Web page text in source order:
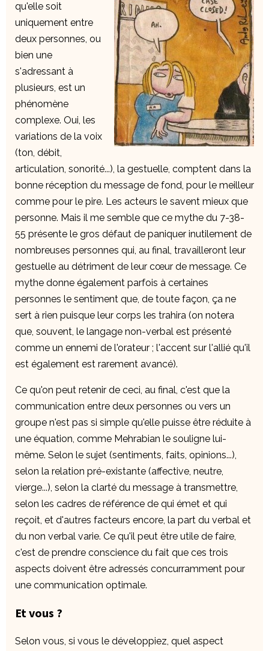
qu'elle soit
uniquement entre
deux personnes, ou
bien une
s'adressant à
plusieurs, est un
phénomène
complexe. Oui, les
variations de la voix
(ton, débit,
articulation, sonorité...), la gestuelle, comptent dans la
bonne réception du message de fond, pour le meilleur
comme pour le pire. Les acteurs le savent mieux que
personne. Mais il me semble que ce mythe du 7-38-
55 présente le gros défaut de paniquer inutilement de
nombreuses personnes qui, au final, travailleront leur
gestuelle au détriment de leur cœur de message. Ce
mythe donne également parfois à certaines
personnes le sentiment que, de toute façon, ça ne
sert à rien puisque leur corps les trahira (on notera
que, souvent, le langage non-verbal est présenté
comme un ennemi de l'orateur ; l'accent sur l'allié qu'il
est également est rarement avancé).
Ce qu'on peut retenir de ceci, au final, c'est que la
communication entre deux personnes ou vers un
groupe n'est pas si simple qu'elle puisse être réduite à
une équation, comme Mehrabian le souligne lui-
même. Selon le sujet (sentiments, faits, opinions...),
selon la relation pré-existante (affective, neutre,
vierge...), selon la clarté du message à transmettre,
selon les cadres de référence de qui émet et qui
reçoit, et d'autres facteurs encore, la part du verbal et
du non verbal varie. Ce qu'il peut être utile de faire,
c'est de prendre conscience du fait que ces trois
aspects doivent être adressés concurramment pour
une communication optimale.
Et vous ?
Selon vous, si vous le développiez, quel aspect